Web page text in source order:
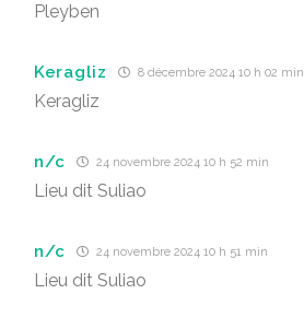
Pleyben
Keragliz 8 décembre 2024 10 h 02 min
Keragliz
n/c 24 novembre 2024 10 h 52 min
Lieu dit Suliao
n/c 24 novembre 2024 10 h 51 min
Lieu dit Suliao